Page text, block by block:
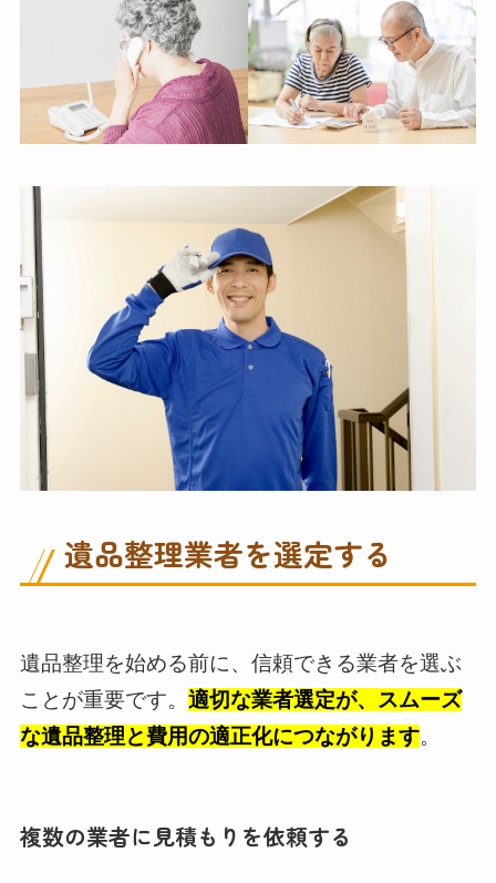
遺品整理業者を選定する
遺品整理を始める前に、信頼できる業者を選ぶ
ことが重要です。 適切な業者選定が、スムーズ
な遺品整理と費用の適正化につながります。
複数の業者に見積もりを依頼する